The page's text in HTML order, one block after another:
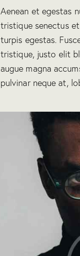
Aenean et egestas
tristique senectus
turpis egestas.
tristique, justo elit
augue magna
pulvinar neque at,